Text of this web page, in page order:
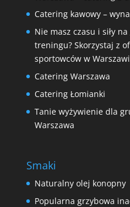
Catering kawowy –
Nie masz czasu i siły
treningu? Skorzystaj z
sportowców w
Catering Warszawa
Catering Łomianki
Tanie wyżywienie dla
Warszawa
Smaki
Naturalny olej konopny
Popularna grzybowa